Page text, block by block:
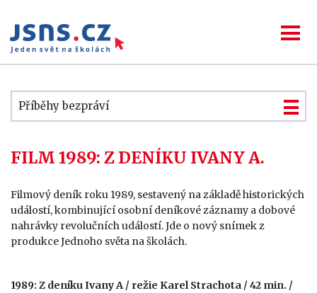
Příběhy bezpráví
FILM 1989: Z DENÍKU IVANY A.
Filmový deník roku 1989, sestavený na základě historických
událostí, kombinující osobní deníkové záznamy a dobové
nahrávky revolučních událostí. Jde o nový snímek z
produkce Jednoho světa na školách.
1989: Z deníku Ivany A / režie Karel Strachota / 42 min. /